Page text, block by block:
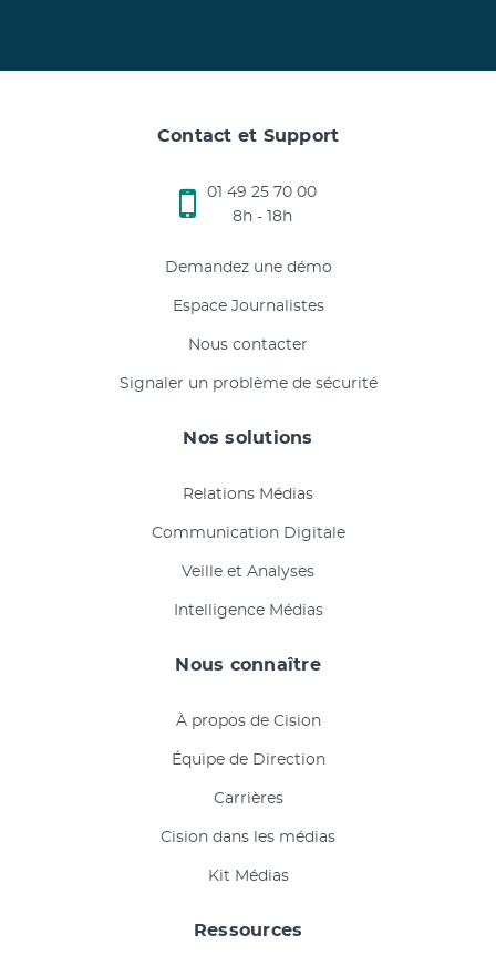
Contact et Support
01 49 25 70 00
8h - 18h
Demandez une démo
Espace Journalistes
Nous contacter
Signaler un problème de sécurité
Nos solutions
Relations Médias
Communication Digitale
Veille et Analyses
Intelligence Médias
Nous connaître
À propos de Cision
Équipe de Direction
Carrières
Cision dans les médias
Kit Médias
Ressources